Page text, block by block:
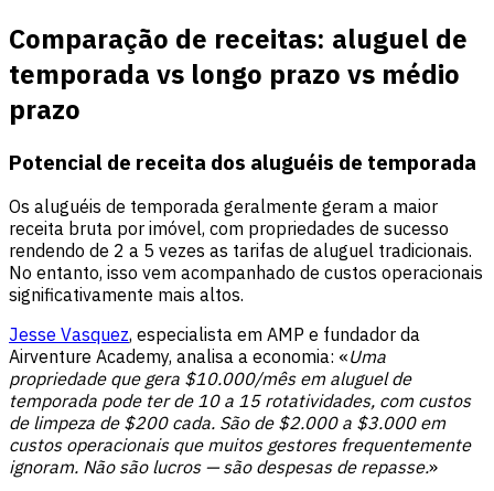
Comparação de receitas: aluguel de
temporada vs longo prazo vs médio
prazo
Potencial de receita dos aluguéis de temporada
Os aluguéis de temporada geralmente geram a maior
receita bruta por imóvel, com propriedades de sucesso
rendendo de 2 a 5 vezes as tarifas de aluguel tradicionais.
No entanto, isso vem acompanhado de custos operacionais
significativamente mais altos.
Jesse Vasquez, especialista em AMP e fundador da
Airventure Academy, analisa a economia: «Uma
propriedade que gera $10.000/mês em aluguel de
temporada pode ter de 10 a 15 rotatividades, com custos
de limpeza de $200 cada. São de $2.000 a $3.000 em
custos operacionais que muitos gestores frequentemente
ignoram. Não são lucros — são despesas de repasse.»